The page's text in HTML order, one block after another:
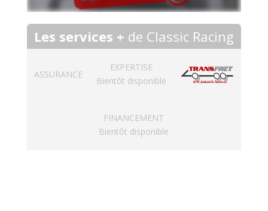
Les services + de Classic Racing
ASSURANCE
EXPERTISE
Bientôt disponible
FINANCEMENT
Bientôt disponible